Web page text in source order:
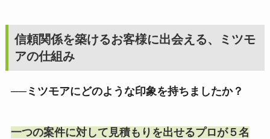
信頼関係を築けるお客様に出会える、ミツモ
アの仕組み
──ミツモアにどのような印象を持ちましたか？
一つの案件に対して見積もりを出せるプロが５名